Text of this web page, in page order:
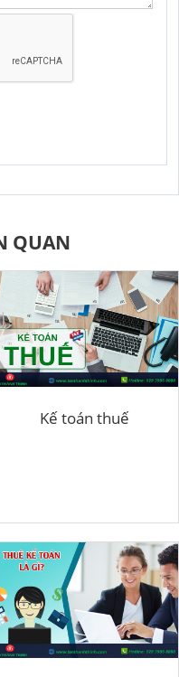
QUAN
Kế toán thuế